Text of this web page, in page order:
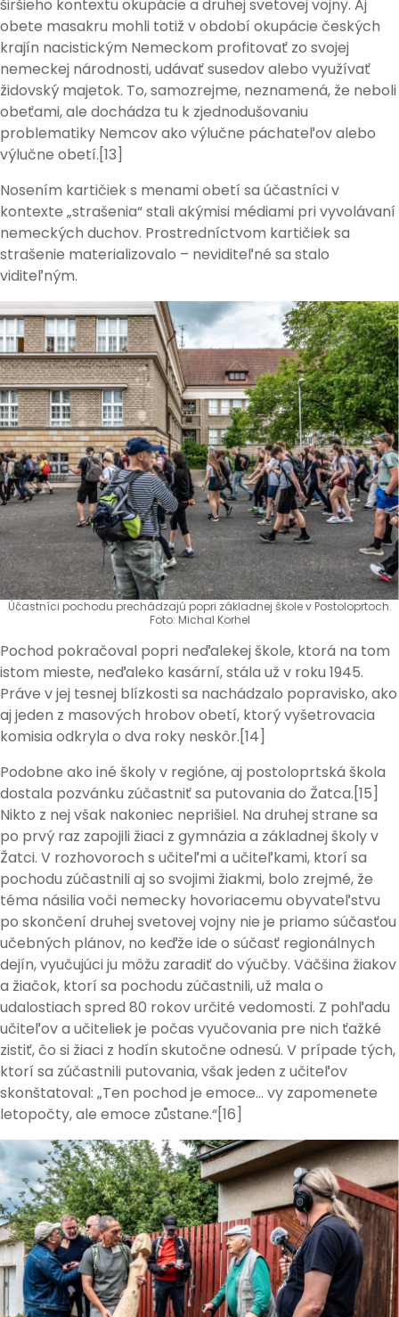
širšieho kontextu okupácie a druhej svetovej vojny. Aj
obete masakru mohli totiž v období okupácie českých
krajín nacistickým Nemeckom profitovať zo svojej
nemeckej národnosti, udávať susedov alebo využívať
židovský majetok. To, samozrejme, neznamená, že neboli
obeťami, ale dochádza tu k zjednodušovaniu
problematiky Nemcov ako výlučne páchateľov alebo
výlučne obetí.[13]
Nosením kartičiek s menami obetí sa účastníci v
kontexte „strašenia“ stali akýmisi médiami pri vyvolávaní
nemeckých duchov. Prostredníctvom kartičiek sa
strašenie materializovalo – neviditeľné sa stalo
viditeľným.
Účastníci pochodu prechádzajú popri základnej škole v Postoloprtoch.
Foto: Michal Korhel
Pochod pokračoval popri neďalekej škole, ktorá na tom
istom mieste, neďaleko kasární, stála už v roku 1945.
Práve v jej tesnej blízkosti sa nachádzalo popravisko, ako
aj jeden z masových hrobov obetí, ktorý vyšetrovacia
komisia odkryla o dva roky neskôr.[14]
Podobne ako iné školy v regióne, aj postoloprtská škola
dostala pozvánku zúčastniť sa putovania do Žatca.[15]
Nikto z nej však nakoniec neprišiel. Na druhej strane sa
po prvý raz zapojili žiaci z gymnázia a základnej školy v
Žatci. V rozhovoroch s učiteľmi a učiteľkami, ktorí sa
pochodu zúčastnili aj so svojimi žiakmi, bolo zrejmé, že
téma násilia voči nemecky hovoriacemu obyvateľstvu
po skončení druhej svetovej vojny nie je priamo súčasťou
učebných plánov, no keďže ide o súčasť regionálnych
dejín, vyučujúci ju môžu zaradiť do výučby. Väčšina žiakov
a žiačok, ktorí sa pochodu zúčastnili, už mala o
udalostiach spred 80 rokov určité vedomosti. Z pohľadu
učiteľov a učiteliek je počas vyučovania pre nich ťažké
zistiť, čo si žiaci z hodín skutočne odnesú. V prípade tých,
ktorí sa zúčastnili putovania, však jeden z učiteľov
skonštatoval: „Ten pochod je emoce… vy zapomenete
letopočty, ale emoce zůstane.“[16]